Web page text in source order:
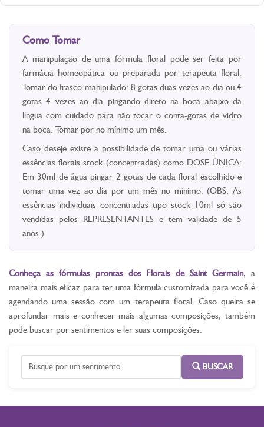
Como Tomar
A manipulação de uma fórmula floral pode ser feita por
farmácia homeopática ou preparada por terapeuta floral.
Tomar do frasco manipulado: 8 gotas duas vezes ao dia ou 4
gotas 4 vezes ao dia pingando direto na boca abaixo da
língua com cuidado para não tocar o conta-gotas de vidro
na boca. Tomar por no mínimo um mês.
Caso deseje existe a possibilidade de tomar uma ou várias
essências florais stock (concentradas) como DOSE ÚNICA:
Em 30ml de água pingar 2 gotas de cada floral escolhido e
tomar uma vez ao dia por um mês no mínimo. (OBS: As
essências individuais concentradas tipo stock 10ml só são
vendidas pelos REPRESENTANTES e têm validade de 5
anos.)
Conheça as fórmulas prontas dos Florais de Saint Germain, a
maneira mais eficaz para ter uma fórmula customizada para você é
agendando uma sessão com um terapeuta floral. Caso queira se
aprofundar mais e conhecer mais algumas composições, também
pode buscar por sentimentos e ler suas composições.
BUSCAR